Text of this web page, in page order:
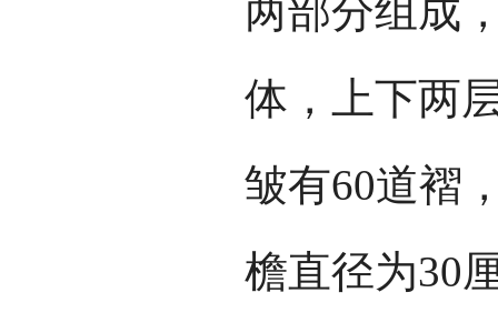
两部分组成
体，上下两
皱有60道褶
檐直径为30